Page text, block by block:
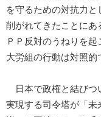
を守るための対抗力
削がれてきたことにあ
ＰＰ反対のうねりを
大労組の行動は対照的
日本で政権と結びつ
実現する司令塔が「未